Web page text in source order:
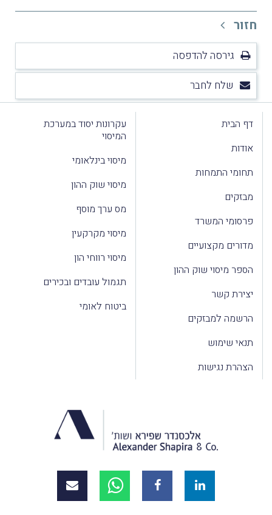
חזור
גירסה להדפסה
שלח לחבר
דף הבית
אודות
תחומי התמחות
מבזקים
פרסומי המשרד
מדורים מקצועיים
הספר מיסוי שוק ההון
יצירת קשר
הרשמה למבזקים
תנאי שימוש
הצהרת נגישות
עקרונות יסוד במערכת
המיסוי
מיסוי בינלאומי
מיסוי שוק ההון
מס ערך מוסף
מיסוי מקרקעין
מיסוי רווחי הון
תגמול עובדים ובכירים
ביטוח לאומי